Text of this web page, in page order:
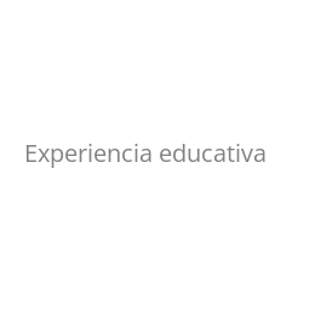
Experiencia educativa